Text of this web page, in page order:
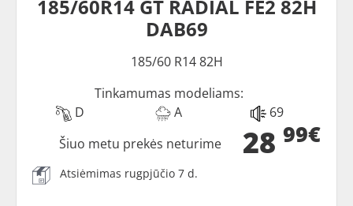
185/60R14 GT RADIAL FE2 82H
DAB69
185/60 R14 82H
Tinkamumas modeliams:
D
A 69
28 99€
Šiuo metu prekės neturime
Atsiėmimas rugpjūčio 7 d.